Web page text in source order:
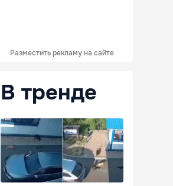
Разместить рекламу на сайте
В тренде